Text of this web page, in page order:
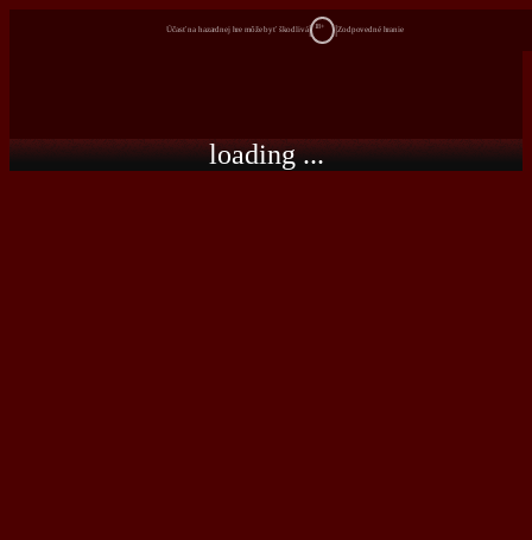
Účasť na hazardnej hre môže byť škodlivá 18+ Zodpovedné hranie
loading ...